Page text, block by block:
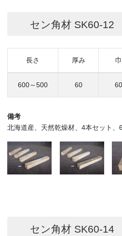
セン角材 SK60-12
長さ 厚み 巾
600～500 60 60
備考
北海道産、天然乾燥材、4本セット
セン角材 SK60-14